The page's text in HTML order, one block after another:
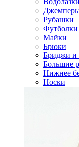
Рубашки
Футболки
Майки
Брюки
Бриджи и
Большие
Нижнее
Носки